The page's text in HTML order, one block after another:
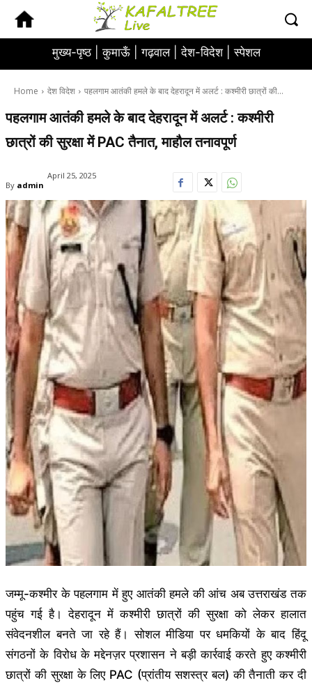
मुख्य-पृष्ठ |कुमाऊँ |गढ़वाल |देश-विदेश |स्पेशल
Home देश विदेश पहलगाम आतंकी हमले के बाद देहरादून में अलर्ट : कश्मीरी छात्रों की...
पहलगाम आतंकी हमले के बाद देहरादून में अलर्ट : कश्मीरी
छात्रों की सुरक्षा में PAC तैनात, माहौल तनावपूर्ण
By admin
April 25, 2025
जम्मू-कश्मीर के पहलगाम में हुए आतंकी हमले की आंच अब उत्तराखंड तक
पहुंच गई है। देहरादून में कश्मीरी छात्रों की सुरक्षा को लेकर हालात
संवेदनशील बनते जा रहे हैं। सोशल मीडिया पर धमकियों के बाद हिंदू
संगठनों के विरोध के मद्देनज़र प्रशासन ने बड़ी कार्रवाई करते हुए कश्मीरी
छात्रों की सुरक्षा के लिए PAC (प्रांतीय सशस्त्र बल) की तैनाती कर दी